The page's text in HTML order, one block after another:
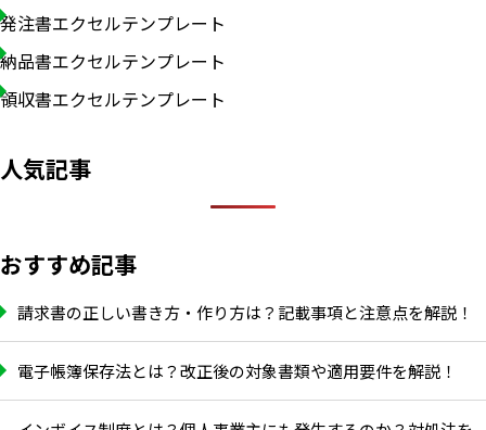
発注書エクセルテンプレート
納品書エクセルテンプレート
領収書エクセルテンプレート
人気記事
おすすめ記事
請求書の正しい書き方・作り方は？記載事項と注意点を解説！
電子帳簿保存法とは？改正後の対象書類や適用要件を解説！